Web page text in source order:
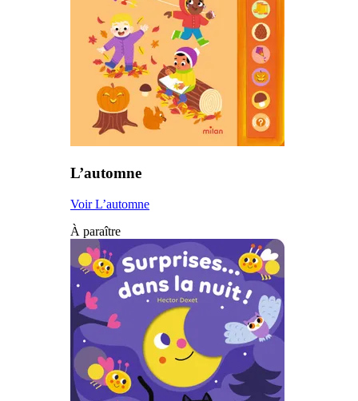
L’automne
Voir L’automne
À paraître